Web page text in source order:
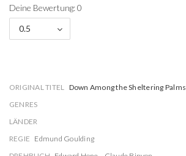
Deine Bewertung: 0
0.5
ORIGINAL TITEL Down Among the Sheltering Palms
GENRES
LÄNDER
REGIE Edmund Goulding